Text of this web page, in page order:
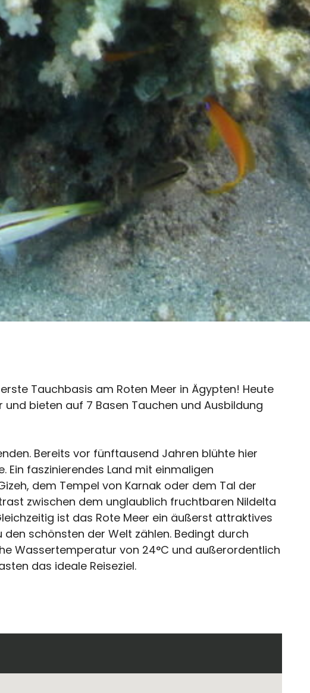
erste Tauchbasis am Roten Meer in Ägypten! Heute
bieten auf 7 Basen Tauchen und Ausbildung
Bereits vor fünftausend Jahren blühte hier
Ein faszinierendes Land mit einmaligen
dem Tempel von Karnak oder dem Tal der
zwischen dem unglaublich fruchtbaren Nildelta
ist das Rote Meer ein äußerst attraktives
schönsten der Welt zählen. Bedingt durch
Wassertemperatur von 24°C und außerordentlich
das ideale Reiseziel.